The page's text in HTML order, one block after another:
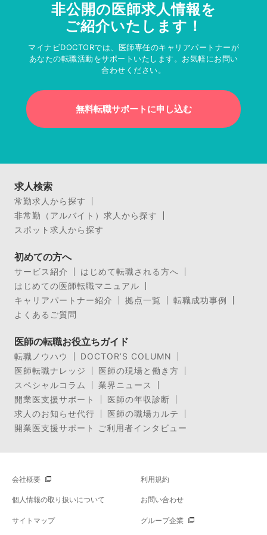
非公開の医師求人情報を
ご紹介いたします！
マイナビDOCTORでは、医師専任のキャリアパートナーが
あなたの転職活動をサポートいたします。お気軽にお問い
合わせください。
無料転職サポートに申し込む
求人検索
常勤求人から探す
非常勤（アルバイト）求人から探す
スポット求人から探す
初めての方へ
サービス紹介
はじめて転職される方へ
はじめての医師転職マニュアル
キャリアパートナー紹介
拠点一覧
転職成功事例
よくあるご質問
医師の転職お役立ちガイド
転職ノウハウ
DOCTOR’S COLUMN
医師転職ナレッジ
医師の現場と働き方
スペシャルコラム
業界ニュース
開業医支援サポート
医師の年収診断
求人のお知らせ代行
医師の職場カルテ
開業医支援サポート ご利用者インタビュー
会社概要 利用規約
個人情報の取り扱いについて お問い合わせ
サイトマップ グループ企業